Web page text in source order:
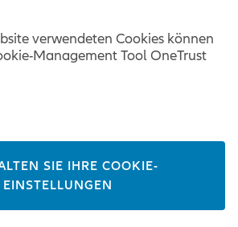
verwendeten Cookies können
Management Tool OneTrust
SIE IHRE COOKIE-
EINSTELLUNGEN